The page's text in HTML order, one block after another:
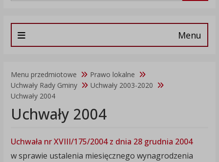
Menu
Menu przedmiotowe
Prawo lokalne
Uchwały Rady Gminy
Uchwały 2003-2020
Uchwały 2004
Uchwały 2004
Uchwała nr XVIII/175/2004 z dnia 28 grudnia 2004
w sprawie ustalenia miesięcznego wynagrodzenia